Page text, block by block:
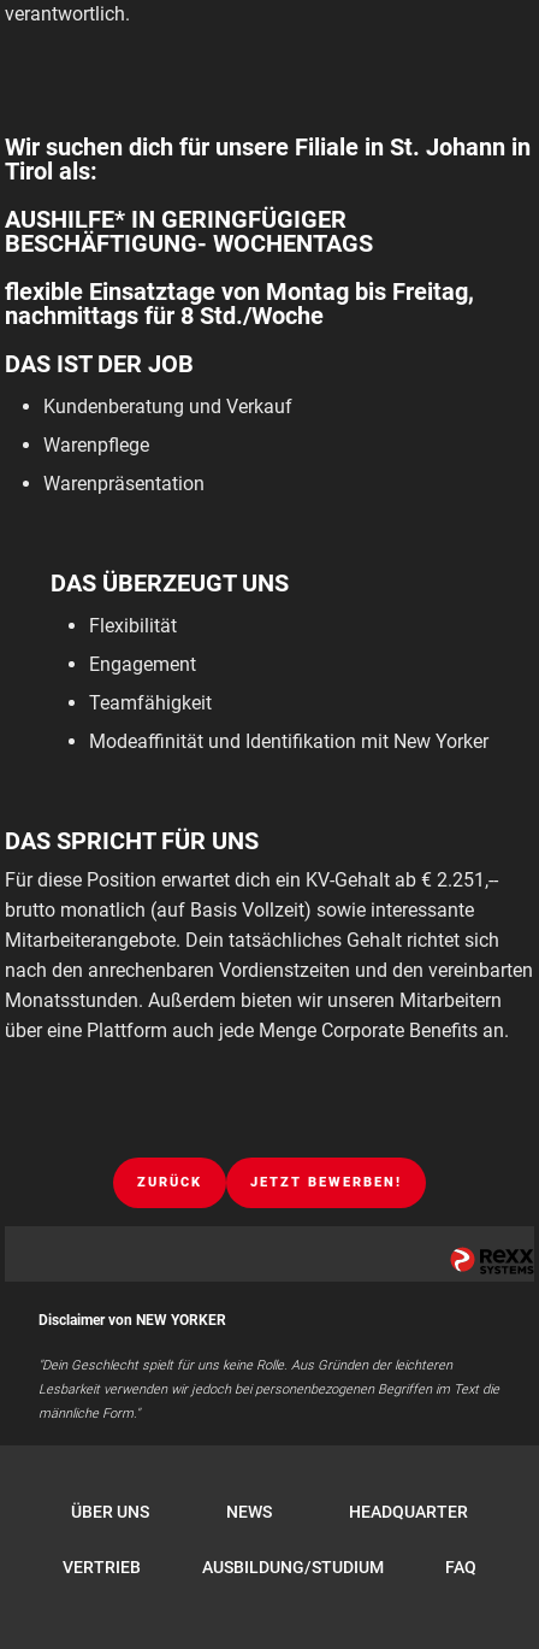
verantwortlich.
Wir suchen dich für unsere Filiale in St. Johann in
Tirol als:
AUSHILFE* IN GERINGFÜGIGER
BESCHÄFTIGUNG- WOCHENTAGS
flexible Einsatztage von Montag bis Freitag,
nachmittags für 8 Std./Woche
DAS IST DER JOB
Kundenberatung und Verkauf
Warenpflege
Warenpräsentation
DAS ÜBERZEUGT UNS
Flexibilität
Engagement
Teamfähigkeit
Modeaffinität und Identifikation mit New Yorker
DAS SPRICHT FÜR UNS
Für diese Position erwartet dich ein KV-Gehalt ab € 2.251,--
brutto monatlich (auf Basis Vollzeit) sowie interessante
Mitarbeiterangebote. Dein tatsächliches Gehalt richtet sich
nach den anrechenbaren Vordienstzeiten und den vereinbarten
Monatsstunden. Außerdem bieten wir unseren Mitarbeitern
über eine Plattform auch jede Menge Corporate Benefits an.
ZURÜCK JETZT BEWERBEN!
Disclaimer von NEW YORKER
"Dein Geschlecht spielt für uns keine Rolle. Aus Gründen der leichteren
Lesbarkeit verwenden wir jedoch bei personenbezogenen Begriffen im Text die
männliche Form."
ÜBER UNS NEWS HEADQUARTER
VERTRIEB AUSBILDUNG/STUDIUM FAQ